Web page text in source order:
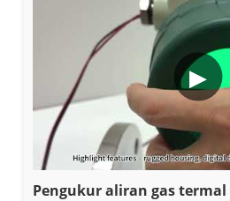
▶
Pengukur aliran gas termal